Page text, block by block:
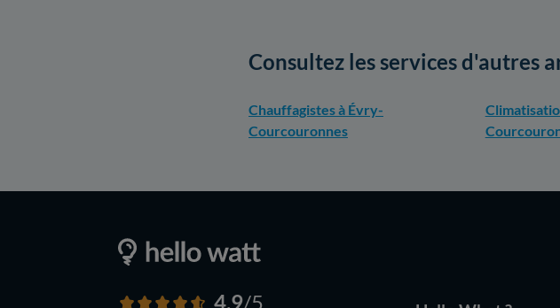
Consultez les services d'autres
Chauffagistes à Évry-
Courcouronnes
4,9/5